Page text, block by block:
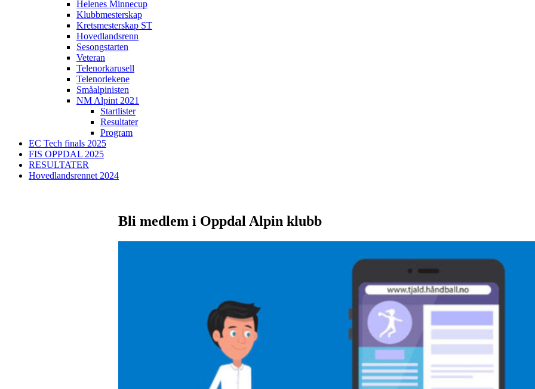
Helenes Minnecup
Klubbmesterskap
Kretsmesterskap ST
Hovedlandsrenn
Sesongstarten
Veteran
Telenorkarusell
Telenorlekene
Småalpinisten
NM Alpint 2021
Startlister
Resultater
Program
EC Tech finals 2025
FIS OPPDAL 2025
RESULTATER
Hovedlandsrennet 2024
Bli medlem i Oppdal Alpin klubb